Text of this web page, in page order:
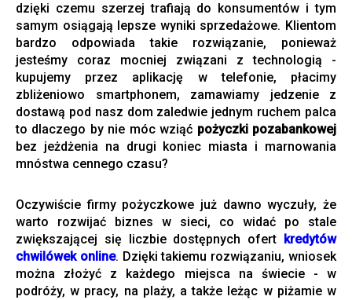
dzięki czemu szerzej trafiają do konsumentów i tym
samym osiągają lepsze wyniki sprzedażowe. Klientom
bardzo odpowiada takie rozwiązanie, ponieważ
jesteśmy coraz mocniej związani z technologią -
kupujemy przez aplikację w telefonie, płacimy
zbliżeniowo smartphonem, zamawiamy jedzenie z
dostawą pod nasz dom zaledwie jednym ruchem palca
to dlaczego by nie móc wziąć pożyczki pozabankowej
bez jeżdżenia na drugi koniec miasta i marnowania
mnóstwa cennego czasu?
Oczywiście firmy pożyczkowe już dawno wyczuły, że
warto rozwijać biznes w sieci, co widać po stale
zwiększającej się liczbie dostępnych ofert kredytów
chwilówek online. Dzięki takiemu rozwiązaniu, wniosek
można złożyć z każdego miejsca na świecie - w
podróży, w pracy, na plaży, a także leżąc w piżamie w